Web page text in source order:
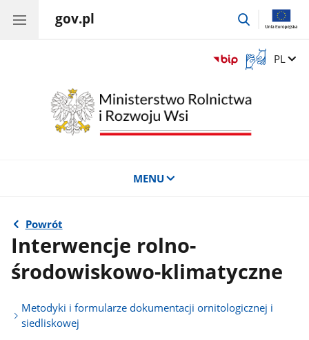
gov.pl
przejdź
Otwórz
okno
tłumaczem
migowego
Zmień
PL
MENU
Powrót
Interwencje rolno-
środowiskowo-klimatyczne
Metodyki i formularze dokumentacji ornitologicznej i
siedliskowej